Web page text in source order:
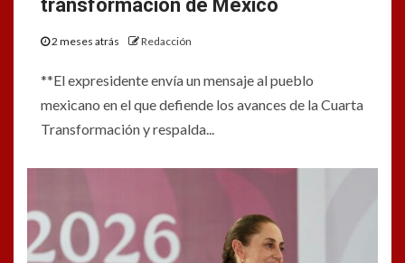
transformación de México
2 meses atrás Redacción
**El expresidente envía un mensaje al pueblo
mexicano en el que defiende los avances de la Cuarta
Transformación y respalda...